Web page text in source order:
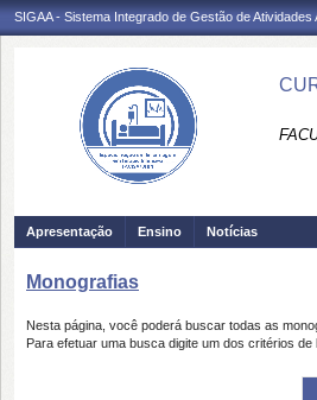
SIGAA - Sistema Integrado de Gestão de Atividades
Apresentação Ensino Notícias
Monografias
Nesta página, você poderá buscar todas as
Para efetuar uma busca digite um dos critérios